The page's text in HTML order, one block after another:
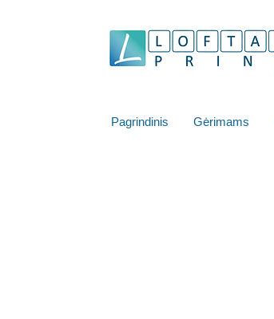
Pagrindinis Gėrimams